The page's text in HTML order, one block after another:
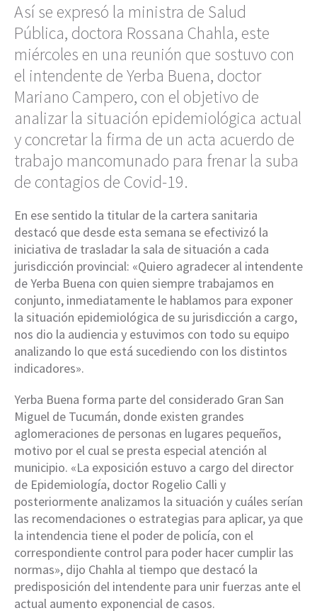
Así se expresó la ministra de Salud
Pública, doctora Rossana Chahla, este
miércoles en una reunión que sostuvo con
el intendente de Yerba Buena, doctor
Mariano Campero, con el objetivo de
analizar la situación epidemiológica actual
y concretar la firma de un acta acuerdo de
trabajo mancomunado para frenar la suba
de contagios de Covid-19.
En ese sentido la titular de la cartera sanitaria
destacó que desde esta semana se efectivizó la
iniciativa de trasladar la sala de situación a cada
jurisdicción provincial: «Quiero agradecer al intendente
de Yerba Buena con quien siempre trabajamos en
conjunto, inmediatamente le hablamos para exponer
la situación epidemiológica de su jurisdicción a cargo,
nos dio la audiencia y estuvimos con todo su equipo
analizando lo que está sucediendo con los distintos
indicadores».
Yerba Buena forma parte del considerado Gran San
Miguel de Tucumán, donde existen grandes
aglomeraciones de personas en lugares pequeños,
motivo por el cual se presta especial atención al
municipio. «La exposición estuvo a cargo del director
de Epidemiología, doctor Rogelio Calli y
posteriormente analizamos la situación y cuáles serían
las recomendaciones o estrategias para aplicar, ya que
la intendencia tiene el poder de policía, con el
correspondiente control para poder hacer cumplir las
normas», dijo Chahla al tiempo que destacó la
predisposición del intendente para unir fuerzas ante el
actual aumento exponencial de casos.